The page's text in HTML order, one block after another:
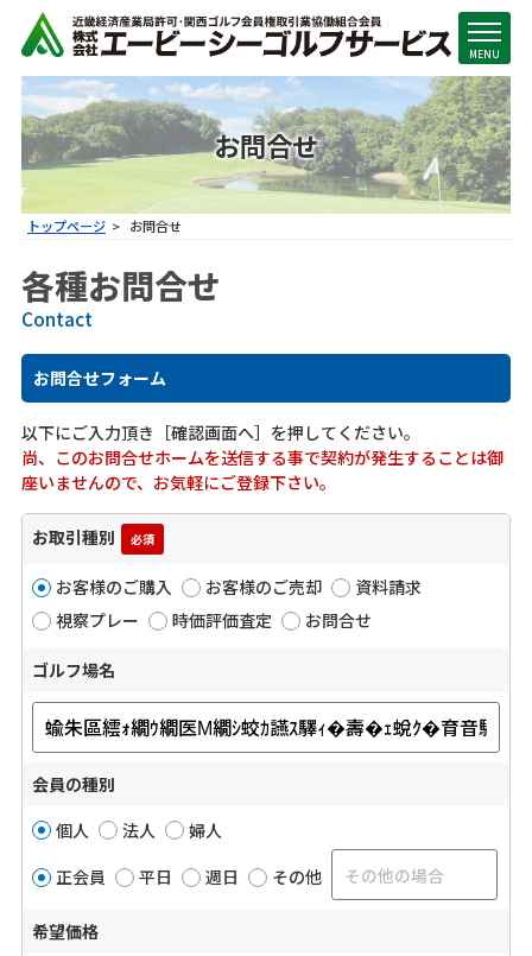
MENU
お問合せ
トップページ お問合せ
各種お問合せ
Contact
お問合せフォーム
以下にご入力頂き［確認画面へ］を押してください｡
尚、このお問合せホームを送信する事で契約が発生することは御
座いませんので、お気軽にご登録下さい。
お取引種別 必須
お客様のご購入 お客様のご売却
資料請求
視察プレー
時価評価査定 お問合せ
ゴルフ場名
会員の種別
個人
法人
婦人
正会員
平日 週日 その他
希望価格